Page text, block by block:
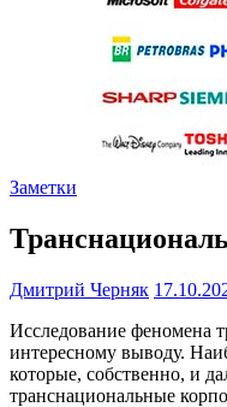
Заметки
Дмитрий Черняк
Исследование феномена
интересному выводу.
которые, собственно, и
транснациональные